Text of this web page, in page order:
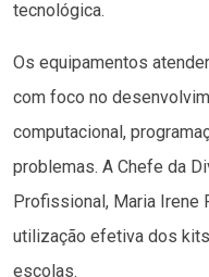
tecnológica.
Os equipamentos
com foco no
computacional,
problemas. A Chefe da
Profissional, Maria Irene
utilização efetiva dos
escolas.